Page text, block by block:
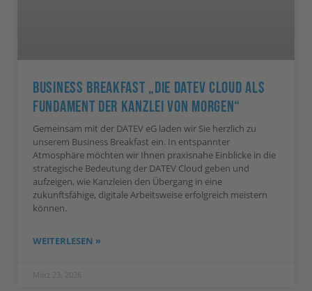
Business Breakfast „Die DATEV Cloud Als
Fundament Der Kanzlei Von Morgen“
Gemeinsam mit der DATEV eG laden wir Sie herzlich zu
unserem Business Breakfast ein. In entspannter
Atmosphäre möchten wir Ihnen praxisnahe Einblicke in die
strategische Bedeutung der DATEV Cloud geben und
aufzeigen, wie Kanzleien den Übergang in eine
zukunftsfähige, digitale Arbeitsweise erfolgreich meistern
können.
WEITERLESEN »
März 23, 2026